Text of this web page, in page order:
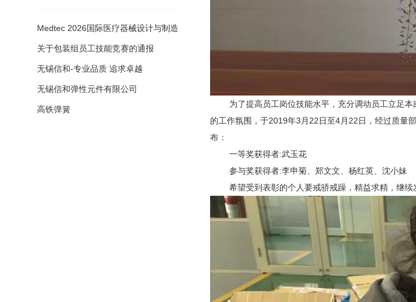
Medtec 2026国际医疗器械设计与制造
技术展览会
关于包装组员工技能竞赛的通报
无锡信和-专业品质 追求卓越
无锡信和弹性元件有限公司
高铁弹簧
为了提高员工岗位技能水平，充分调动员工立足本
的工作氛围，于2019年3月22日至4月22日，经过质量
布：
一等奖获得者:武玉花
参与奖获得者:李申菊、郑文文、杨红英、沈小妹
希望受到表彰的个人要戒骄戒躁，精益求精，继续